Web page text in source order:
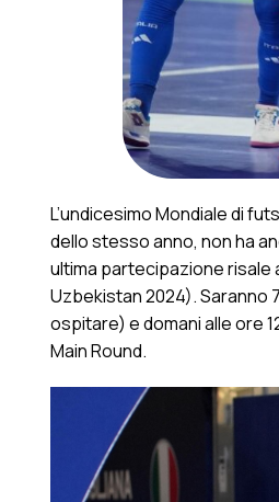
L’undicesimo Mondiale di
dello stesso anno, non ha
ultima partecipazione risale
Uzbekistan 2024). Saranno
ospitare) e domani alle ore
Main Round.